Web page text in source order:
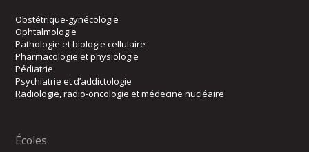
Obstétrique-gynécologie
Ophtalmologie
Pathologie et biologie cellulaire
Pharmacologie et physiologie
Pédiatrie
Psychiatrie et d’addictologie
Radiologie, radio-oncologie et médecine nucléaire
Écoles